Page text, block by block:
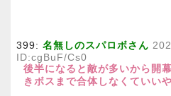
399: 名無しのスパロボさん
ID:cgBuF/Cs0
後半になると敵が多いから開
きボスまで合体しなくていい